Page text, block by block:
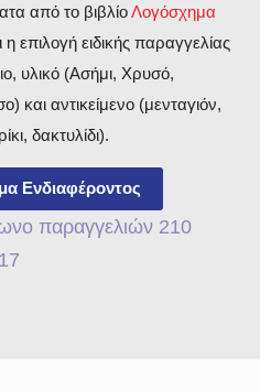
από το βιβλίοΛογόσχημα
η επιλογή ειδικής παραγγελίας
υλικό (Ασήμι, Χρυσό,
και αντικείμενο (μενταγιόν,
δακτυλίδι).
Ενδιαφέροντος
παραγγελιών 210